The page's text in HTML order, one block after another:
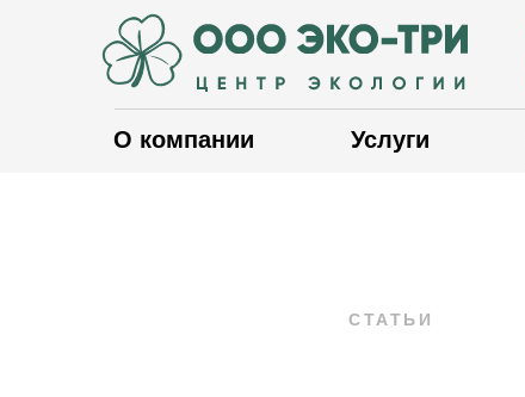
О компании Услуги
СТАТЬИ